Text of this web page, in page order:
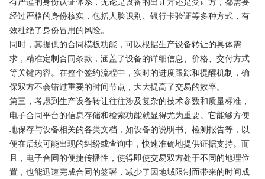
经过严格的身份核实，包括人脸识别、银行卡验证等多种方式，有
效杜绝了身份冒用的风险。
同时，其提供的合同模板功能，可以根据生产设备转让的具体需
求，精准定制合同条款，涵盖了设备的详细信息、价格、交付方式
等关键内容。在整个签约流程中，实时的进度跟踪和提醒机制，确
保双方不会错过重要的时间节点，大大提高了交易的效率。
第三，考虑到生产设备转让往往涉及复杂的技术参数和质量标准，
电子合同平台的信息存储和检索功能就显得尤为重要。它能够方便
地保存与设备相关的各类文档，如设备的说明书、检测报告等，以
便在后续可能出现的纠纷或查询中，快速准确地提供证据支持。而
且，电子合同的便捷传播性，使得即使交易双方处于不同的地理位
置，也能迅速完成合同的签署，减少了因地域限制而带来的时间成